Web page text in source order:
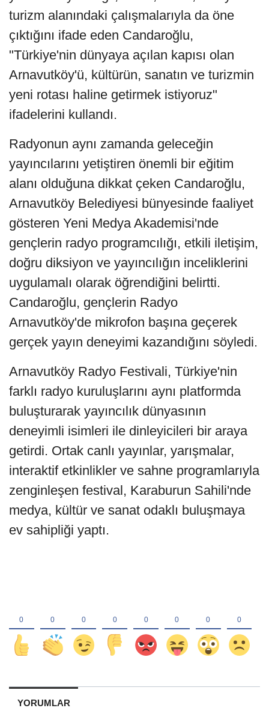
turizm alanındaki çalışmalarıyla da öne
çıktığını ifade eden Candaroğlu,
"Türkiye'nin dünyaya açılan kapısı olan
Arnavutköy'ü, kültürün, sanatın ve turizmin
yeni rotası haline getirmek istiyoruz"
ifadelerini kullandı.
Radyonun aynı zamanda geleceğin
yayıncılarını yetiştiren önemli bir eğitim
alanı olduğuna dikkat çeken Candaroğlu,
Arnavutköy Belediyesi bünyesinde faaliyet
gösteren Yeni Medya Akademisi'nde
gençlerin radyo programcılığı, etkili iletişim,
doğru diksiyon ve yayıncılığın inceliklerini
uygulamalı olarak öğrendiğini belirtti.
Candaroğlu, gençlerin Radyo
Arnavutköy'de mikrofon başına geçerek
gerçek yayın deneyimi kazandığını söyledi.
Arnavutköy Radyo Festivali, Türkiye'nin
farklı radyo kuruluşlarını aynı platformda
buluşturarak yayıncılık dünyasının
deneyimli isimleri ile dinleyicileri bir araya
getirdi. Ortak canlı yayınlar, yarışmalar,
interaktif etkinlikler ve sahne programlarıyla
zenginleşen festival, Karaburun Sahili'nde
medya, kültür ve sanat odaklı buluşmaya
ev sahipliği yaptı.
YORUMLAR